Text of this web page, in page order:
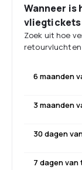
Wanneer is
vliegtickets
Zoek uit hoe
retourvluchten
6 maanden
3 maanden
30 dagen
7 dagen van